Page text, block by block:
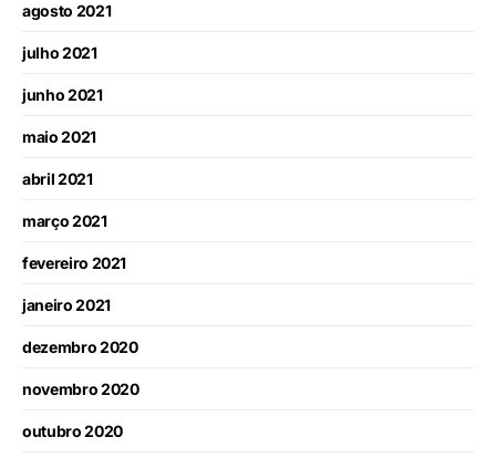
agosto 2021
julho 2021
junho 2021
maio 2021
abril 2021
março 2021
fevereiro 2021
janeiro 2021
dezembro 2020
novembro 2020
outubro 2020